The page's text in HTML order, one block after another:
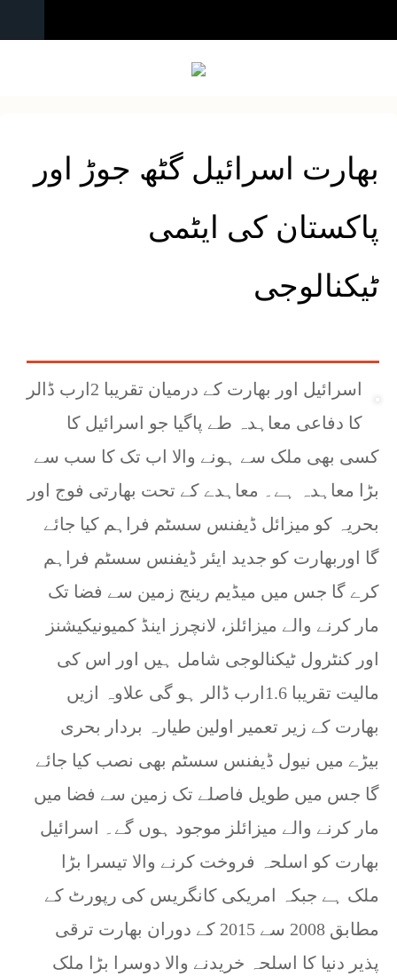
بھارت اسرائیل گٹھ جوڑ اور
پاکستان کی ایٹمی
ٹیکنالوجی
اسرائیل اور بھارت کے درمیان تقریبا 2ارب ڈالر
کا دفاعی معاہدہ طے پاگیا جو اسرائیل کا
کسی بھی ملک سے ہونے والا اب تک کا سب سے
بڑا معاہدہ ہے۔ معاہدے کے تحت بھارتی فوج اور
بحریہ کو میزائل ڈیفنس سسٹم فراہم کیا جائے
گا اوربھارت کو جدید ایئر ڈیفنس سسٹم فراہم
کرے گا جس میں میڈیم رینج زمین سے فضا تک
مار کرنے والے میزائلز، لانچرز اینڈ کمیونیکیشنز
اور کنٹرول ٹیکنالوجی شامل ہیں اور اس کی
مالیت تقریبا 1.6ارب ڈالر ہو گی علاوہ ازیں
بھارت کے زیر تعمیر اولین طیارہ بردار بحری
بیڑے میں نیول ڈیفنس سسٹم بھی نصب کیا جائے
گا جس میں طویل فاصلے تک زمین سے فضا میں
مار کرنے والے میزائلز موجود ہوں گے۔ اسرائیل
بھارت کو اسلحہ فروخت کرنے والا تیسرا بڑا
ملک ہے جبکہ امریکی کانگریس کی رپورٹ کے
مطابق 2008 سے 2015 کے دوران بھارت ترقی
پذیر دنیا کا اسلحہ خریدنے والا دوسرا بڑا ملک